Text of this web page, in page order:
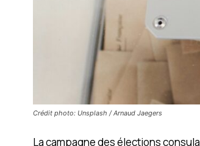
Crédit photo: Unsplash / Arnaud Jaegers
La campagne des élections